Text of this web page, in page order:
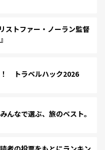
ストファー・ノーラン監督
トラベルハック2026
なで選ぶ、旅のベスト。